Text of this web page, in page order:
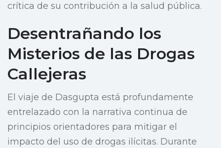
crítica de su contribución a la salud pública.
Desentrañando los
Misterios de las Drogas
Callejeras
El viaje de Dasgupta está profundamente
entrelazado con la narrativa continua de
principios orientadores para mitigar el
impacto del uso de drogas ilícitas. Durante